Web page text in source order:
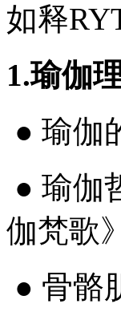
如释
1.瑜伽
● 瑜伽
● 瑜伽
伽梵歌
● 骨骼